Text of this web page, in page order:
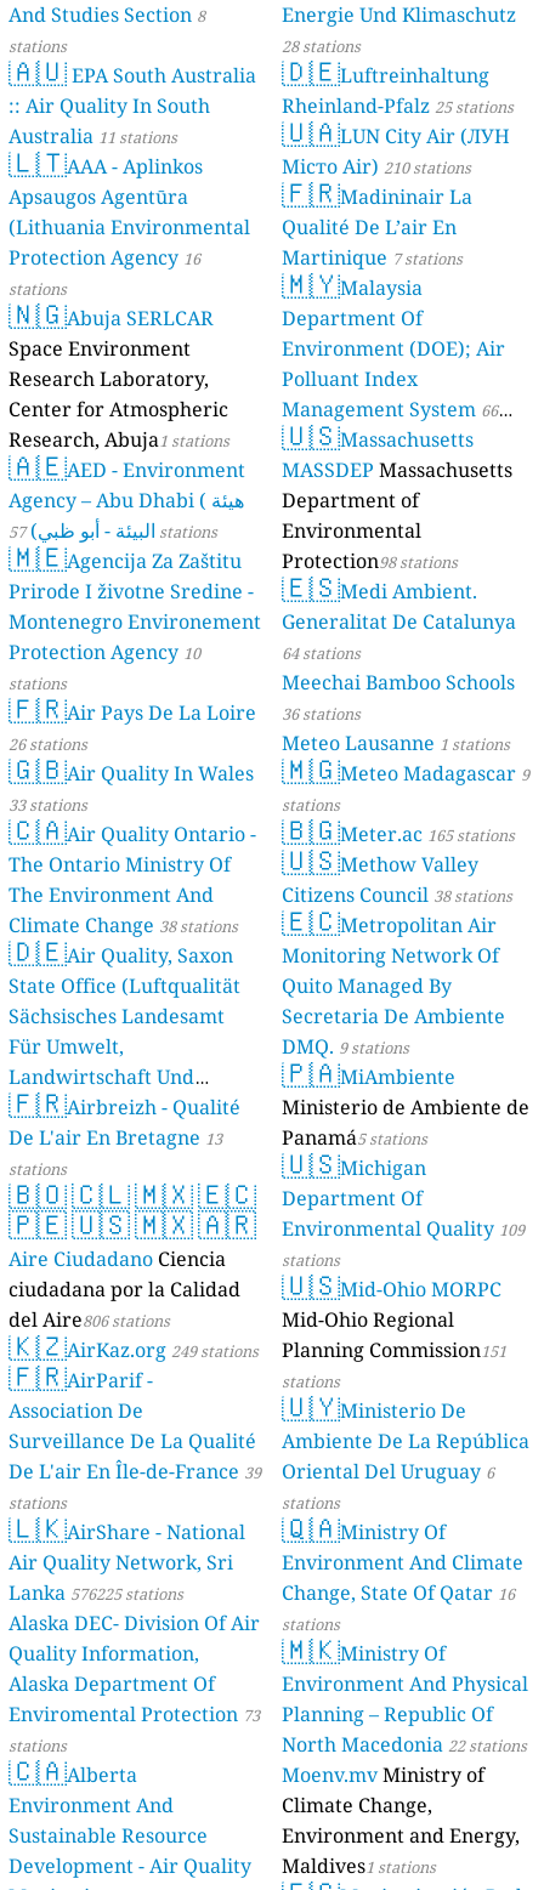
And Studies Section 8
stations
🇦🇺EPA South Australia
:: Air Quality In South
Australia 11 stations
🇱🇹AAA - Aplinkos
Apsaugos Agentūra
(Lithuania Environmental
Protection Agency 16
stations
🇳🇬Abuja SERLCAR
Space Environment
Research Laboratory,
Center for Atmospheric
Research, Abuja1 stations
🇦🇪AED - Environment
Agency – Abu Dhabi ( هيئة
البيئة - أبو ظبي) 57 stations
🇲🇪Agencija Za Zaštitu
Prirode I životne Sredine -
Montenegro Environement
Protection Agency 10
stations
🇫🇷Air Pays De La Loire
26 stations
🇬🇧Air Quality In Wales
33 stations
🇨🇦Air Quality Ontario -
The Ontario Ministry Of
The Environment And
Climate Change 38 stations
🇩🇪Air Quality, Saxon
State Office (Luftqualität
Sächsisches Landesamt
Für Umwelt,
Landwirtschaft Und
Geologie) 50 stations
🇫🇷Airbreizh - Qualité
De L'air En Bretagne 13
stations
🇧🇴🇨🇱🇲🇽🇪🇨
🇵🇪🇺🇸🇲🇽🇦🇷
Aire Ciudadano Ciencia
ciudadana por la Calidad
del Aire806 stations
🇰🇿AirKaz.org 249 stations
🇫🇷AirParif -
Association De
Surveillance De La Qualité
De L'air En Île-de-France 39
stations
🇱🇰AirShare - National
Air Quality Network, Sri
Lanka 576225 stations
Alaska DEC- Division Of Air
Quality Information,
Alaska Department Of
Enviromental Protection 73
stations
🇨🇦Alberta
Environment And
Sustainable Resource
Development - Air Quality
Energie Und Klimaschutz
28 stations
🇩🇪Luftreinhaltung
Rheinland-Pfalz 25 stations
🇺🇦LUN City Air (ЛУН
Місто Air) 210 stations
🇫🇷Madininair La
Qualité De L’air En
Martinique 7 stations
🇲🇾Malaysia
Department Of
Environment (DOE); Air
Polluant Index
Management System 66
stations
🇺🇸Massachusetts
MASSDEP Massachusetts
Department of
Environmental
Protection98 stations
🇪🇸Medi Ambient.
Generalitat De Catalunya
64 stations
Meechai Bamboo Schools
36 stations
Meteo Lausanne 1 stations
🇲🇬Meteo Madagascar 9
stations
🇧🇬Meter.ac 165 stations
🇺🇸Methow Valley
Citizens Council 38 stations
🇪🇨Metropolitan Air
Monitoring Network Of
Quito Managed By
Secretaria De Ambiente
DMQ. 9 stations
🇵🇦MiAmbiente
Ministerio de Ambiente de
Panamá5 stations
🇺🇸Michigan
Department Of
Environmental Quality 109
stations
🇺🇸Mid-Ohio MORPC
Mid-Ohio Regional
Planning Commission151
stations
🇺🇾Ministerio De
Ambiente De La República
Oriental Del Uruguay 6
stations
🇶🇦Ministry Of
Environment And Climate
Change, State Of Qatar 16
stations
🇲🇰Ministry Of
Environment And Physical
Planning – Republic Of
North Macedonia 22 stations
Moenv.mvMinistry of
Climate Change,
Environment and Energy,
Maldives1 stations